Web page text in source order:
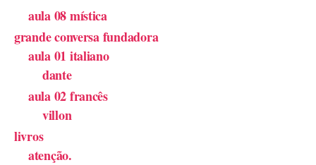
aula 08 mística
grande conversa fundadora
aula 01 italiano
dante
aula 02 francês
villon
livros
atenção.